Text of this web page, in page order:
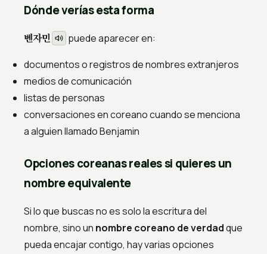
Dónde verías esta forma
벤자민
puede aparecer en:
documentos o registros de nombres extranjeros
medios de comunicación
listas de personas
conversaciones en coreano cuando se menciona
a alguien llamado Benjamin
Opciones coreanas reales si quieres un
nombre equivalente
Si lo que buscas no es solo la escritura del
nombre, sino un nombre coreano de verdadque
pueda encajar contigo, hay varias opciones